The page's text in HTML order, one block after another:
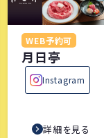
WEB予約可
月日亭
Instagram
詳細を見る